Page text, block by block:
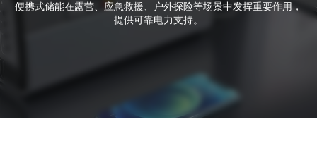
便携式储能在露营、应急救援、户外探险等场景中发挥重要作用，
提供可靠电力支持。